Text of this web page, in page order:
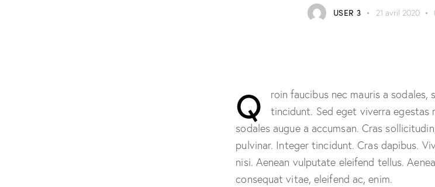
USER 3 21 avril 2020
Q
roin faucibus nec mauris a sodales,
tincidunt. Sed eget viverra egestas
sodales augue a accumsan. Cras
pulvinar. Integer tincidunt. Cras dapibus.
nisi. Aenean vulputate eleifend tellus.
consequat vitae, eleifend ac, enim.